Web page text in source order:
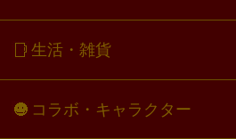
生活・雑貨
コラボ・キャラクター